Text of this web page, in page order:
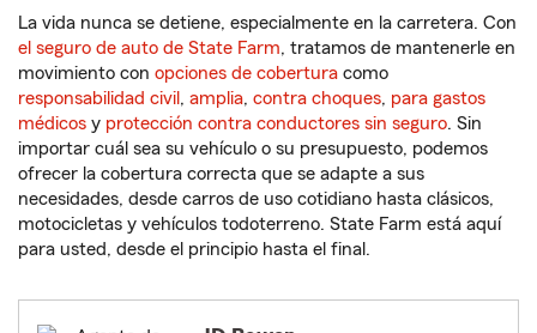
La vida nunca se detiene, especialmente en la carretera. Con
el seguro de auto de State Farm, tratamos de mantenerle en
movimiento con opciones de cobertura como
responsabilidad civil , amplia, contra choques, para gastos
médicos y protección contra conductores sin seguro. Sin
importar cuál sea su vehículo o su presupuesto, podemos
ofrecer la cobertura correcta que se adapte a sus
necesidades, desde carros de uso cotidiano hasta clásicos,
motocicletas y vehículos todoterreno. State Farm está aquí
para usted, desde el principio hasta el final.